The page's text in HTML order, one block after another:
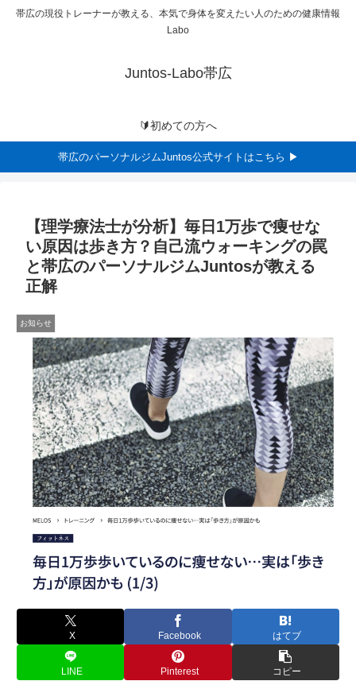
帯広の現役トレーナーが教える、本気で身体を変えたい人のための健康情報
Labo
Juntos-Labo帯広
🔰初めての方へ
帯広のパーソナルジムJuntos公式サイトはこちら ▶
【理学療法士が分析】毎日1万歩で痩せな
い原因は歩き方？自己流ウォーキングの罠
と帯広のパーソナルジムJuntosが教える
正解
お知らせ
X Facebook はてブ
LINE Pinterest コピー